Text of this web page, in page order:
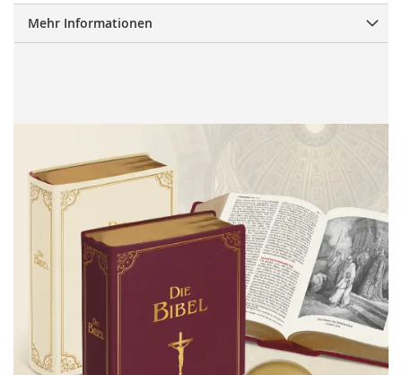
Mehr Informationen